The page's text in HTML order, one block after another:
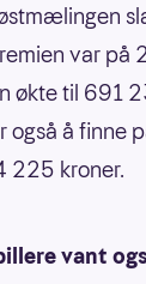
var på
økte til 691
å finne
225 kroner.
vant